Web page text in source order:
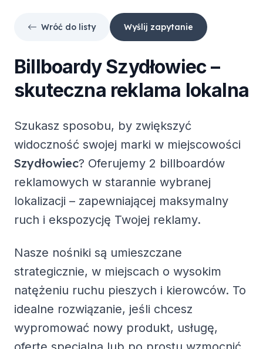
Wróć do listy Wyślij zapytanie
BillboardySzydłowiec–
skuteczna reklama lokalna
Szukasz sposobu, by zwiększyć
widoczność swojej marki w miejscowości
Szydłowiec? Oferujemy 2 billboardów
reklamowych w starannie wybranej
lokalizacji – zapewniającej maksymalny
ruch i ekspozycję Twojej reklamy.
Nasze nośniki są umieszczane
strategicznie, w miejscach o wysokim
natężeniu ruchu pieszych i kierowców. To
idealne rozwiązanie, jeśli chcesz
wypromować nowy produkt, usługę,